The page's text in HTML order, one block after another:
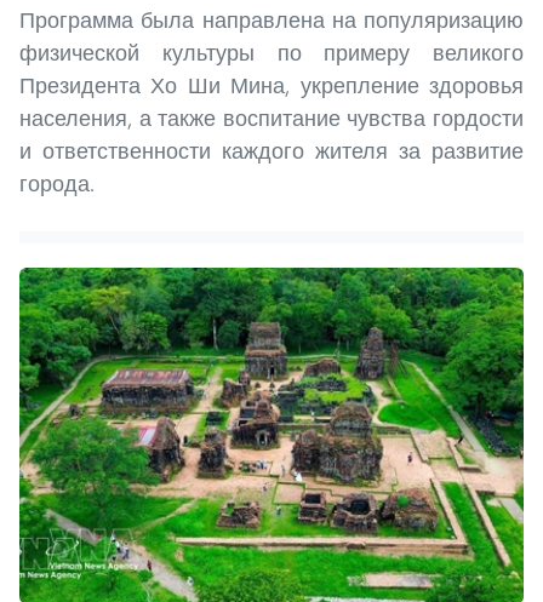
Программа была направлена на популяризацию
физической культуры по примеру великого
Президента Хо Ши Мина, укрепление здоровья
населения, а также воспитание чувства гордости
и ответственности каждого жителя за развитие
города.